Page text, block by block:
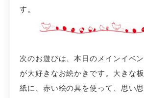
す。
次のお遊びは、本日のメインイベ
が大好きなお絵かきです。 大きな
紙に、赤い絵の具を使って、思い